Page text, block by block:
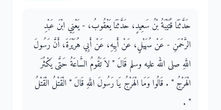
حَدَّثَنَا قُتَيْبَةُ بْنُ سَعِيدٍ، حَدَّثَنَا يَعْقُوبُ، - يَعْنِي ابْنَ عَبْدِ
الرَّحْمَنِ - عَنْ سُهَيْلٍ، عَنْ أَبِيهِ، عَنْ أَبِي هُرَيْرَةَ، أَنَّ رَسُولَ
اللَّهِ صلى الله عليه وسلم قَالَ ‏"‏ لاَ تَقُومُ السَّاعَةُ حَتَّى يَكْثُرَ
الْهَرْجُ ‏"‏ ‏.‏ قَالُوا وَمَا الْهَرْجُ يَا رَسُولَ اللَّهِ قَالَ ‏"‏ الْقَتْلُ الْقَتْلُ
‏"‏ ‏.‏